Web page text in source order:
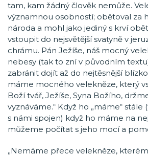
tam, kam žádný člověk nemůže.
významnou osobností; obětoval za
národa a mohl jako jediný s krví
vstoupit do nejsvětější svatyně v
chrámu. Pán Ježíše, náš mocný
nebesy (tak to zní v původním
zabránit dojít až do nejtěsnější
máme mocného velekněze, který
Boží tvář, Ježíše, Syna Božího,
vyznáváme.“ Když ho „máme“ stále
s námi spojen) když ho máme na
můžeme počítat s jeho mocí a
„Nemáme přece velekněze,